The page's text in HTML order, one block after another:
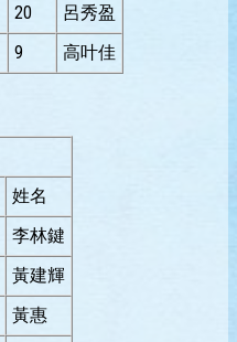
20
呂秀盈
9 高叶佳
姓名
李林鍵
黃建輝
黃惠